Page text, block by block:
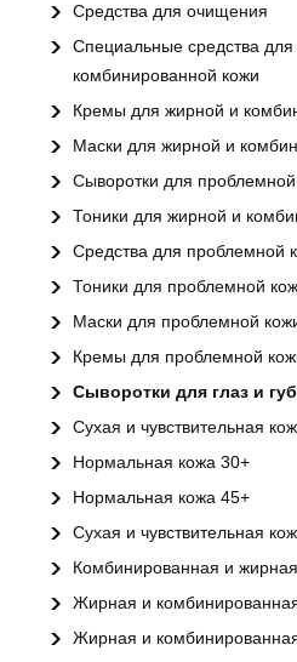
Средства для очищения
Специальные средства
комбинированной кожи
Кремы для жирной и
Маски для жирной и
Сыворотки для
Тоники для жирной и
Средства для проблемной
Тоники для проблемной
Маски для проблемной
Кремы для проблемной
Сыворотки для глаз и губ
Сухая и чувствительная
Нормальная кожа 30+
Нормальная кожа 45+
Сухая и чувствительная
Комбинированная и
Жирная и
Жирная и